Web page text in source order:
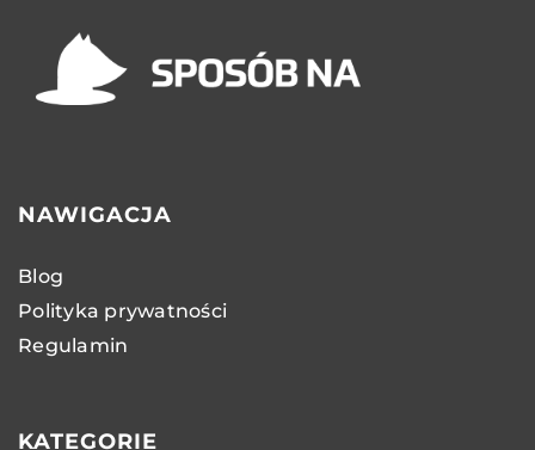
NAWIGACJA
Blog
Polityka prywatności
Regulamin
KATEGORIE